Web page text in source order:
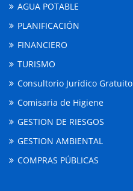
AGUA POTABLE
PLANIFICACIÓN
FINANCIERO
TURISMO
Consultorio Jurídico Gratuito
Comisaria de Higiene
GESTION DE RIESGOS
GESTION AMBIENTAL
COMPRAS PÚBLICAS